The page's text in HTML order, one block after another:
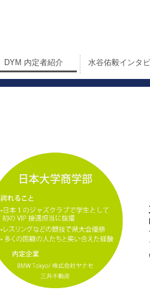
DYM 内定者紹介 水谷佑毅インタ